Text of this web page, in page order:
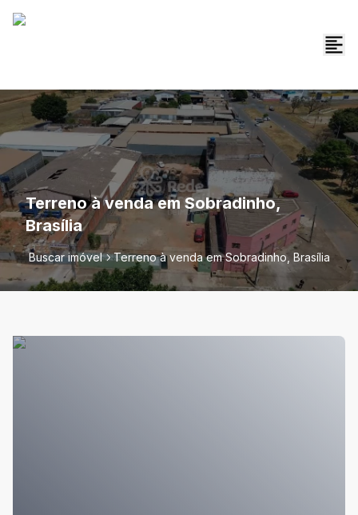
Terreno à venda em Sobradinho,
Brasília
Buscar imóvel Terreno à venda em Sobradinho, Brasília